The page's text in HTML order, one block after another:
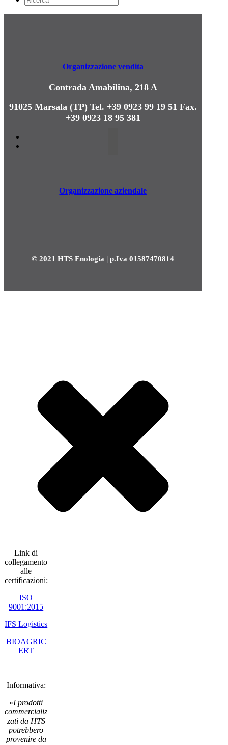
Organizzazione vendita
Contrada Amabilina, 218 A
91025 Marsala (TP)Tel. +39 0923 99 19 51 Fax.
+39 0923 18 95 381
Organizzazione aziendale
© 2021 HTS Enologia | p.Iva 01587470814
Link di
collegamento
alle
certificazioni:
ISO
9001:2015
IFS Logistics
BIOAGRIC
ERT
Informativa:
«I prodotti
commercializ
zati da HTS
potrebbero
provenire da